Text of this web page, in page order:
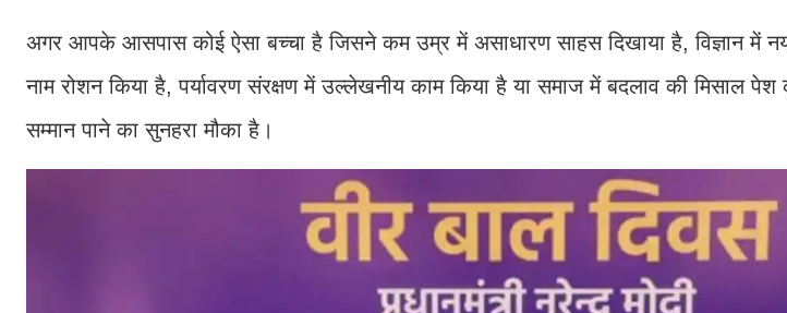
अगर आपके आसपास कोई ऐसा बच्चा है जिसने कम उम्र में असाधारण साहस दिखाया है, विज्ञान में
नाम रोशन किया है, पर्यावरण संरक्षण में उल्लेखनीय काम किया है या समाज में बदलाव की मिसाल
सम्मान पाने का सुनहरा मौका है।